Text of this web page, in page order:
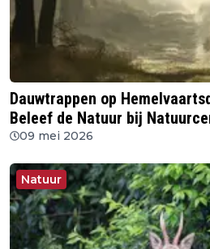
Dauwtrappen op
Beleef de Natuur bij
09 mei 2026
Natuur